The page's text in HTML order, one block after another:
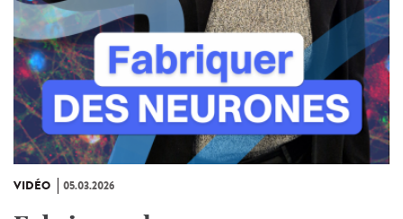
VIDÉO 05.03.2026